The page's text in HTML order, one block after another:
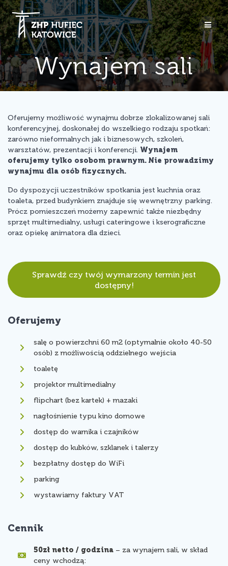
Przejdź
do
treści
Wynajem sali
Oferujemy możliwość wynajmu dobrze zlokalizowanej sali
konferencyjnej, doskonałej do wszelkiego rodzaju spotkań:
zarówno nieformalnych jak i biznesowych, szkoleń,
warsztatów, prezentacji i konferencji. Wynajem
oferujemy tylko osobom prawnym. Nie prowadzimy
wynajmu dla osób fizycznych.
Do dyspozycji uczestników spotkania jest kuchnia oraz
toaleta, przed budynkiem znajduje się wewnętrzny parking.
Prócz pomieszczeń możemy zapewnić także niezbędny
sprzęt multimedialny, usługi cateringowe i kserograficzne
oraz opiekę animatora dla dzieci.
Sprawdź czy twój wymarzony termin jest
dostępny!
Oferujemy
salę o powierzchni 60 m2 (optymalnie około 40-50
osób) z możliwością oddzielnego wejścia
toaletę
projektor multimedialny
flipchart (bez kartek) + mazaki
nagłośnienie typu kino domowe
dostęp do warnika i czajników
dostęp do kubków, szklanek i talerzy
bezpłatny dostęp do WiFi
parking
wystawiamy faktury VAT
Cennik
50zł netto / godzina – za wynajem sali, w skład
ceny wchodzą: